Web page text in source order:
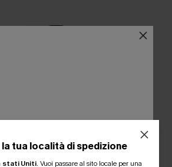
Condividetelo!
tua località di spedizione
stati Uniti. Vuoi passare al sito locale per una
PER OTTENERE